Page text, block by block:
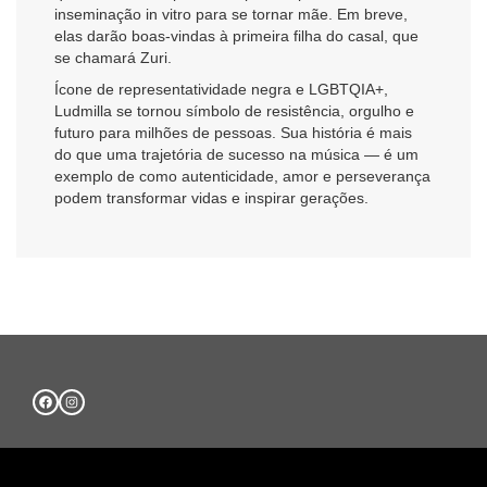
inseminação in vitro para se tornar mãe. Em breve,
elas darão boas-vindas à primeira filha do casal, que
se chamará Zuri.
Ícone de representatividade negra e LGBTQIA+,
Ludmilla se tornou símbolo de resistência, orgulho e
futuro para milhões de pessoas. Sua história é mais
do que uma trajetória de sucesso na música — é um
exemplo de como autenticidade, amor e perseverança
podem transformar vidas e inspirar gerações.